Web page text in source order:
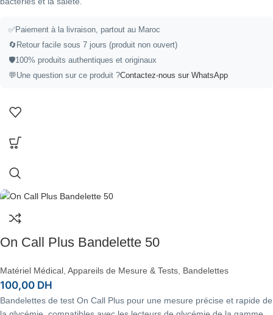
✅Paiement à la livraison, partout au Maroc
🔄Retour facile sous 7 jours (produit non ouvert)
🛡️100% produits authentiques et originaux
💬Une question sur ce produit ?Contactez-nous sur WhatsApp
On Call Plus Bandelette 50
Matériel Médical Appareils de Mesure & Tests Bandelettes
100,00 DH
Bandelettes de test On Call Plus pour une mesure précise et rapide de